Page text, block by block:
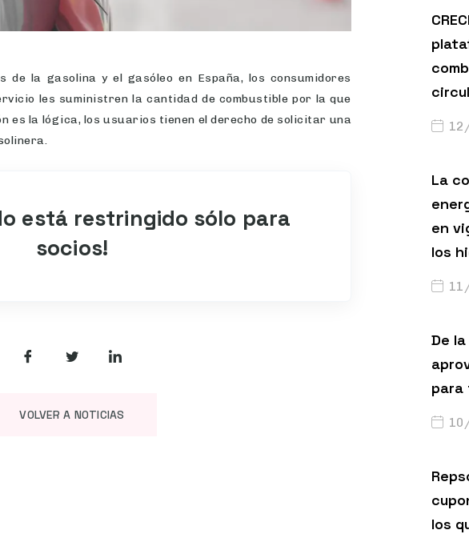
de la gasolina y el gasóleo en España, los consumidores
les suministren la cantidad de combustible por la que
es la lógica, los usuarios tienen el derecho de solicitar una
está restringido sólo para
socios!
VOLVER A NOTICIAS
La
en
los
De
para
los